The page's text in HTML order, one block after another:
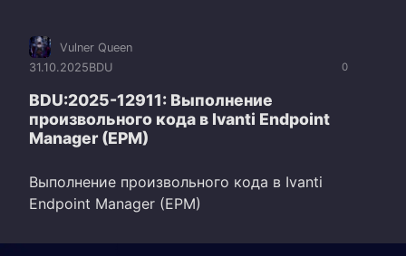
0
Vulner Queen
31.10.2025BDU
BDU:2025-12911: Выполнение
произвольного кода в Ivanti Endpoint
Manager (EPM)
Выполнение произвольного кода в Ivanti
Endpoint Manager (EPM)